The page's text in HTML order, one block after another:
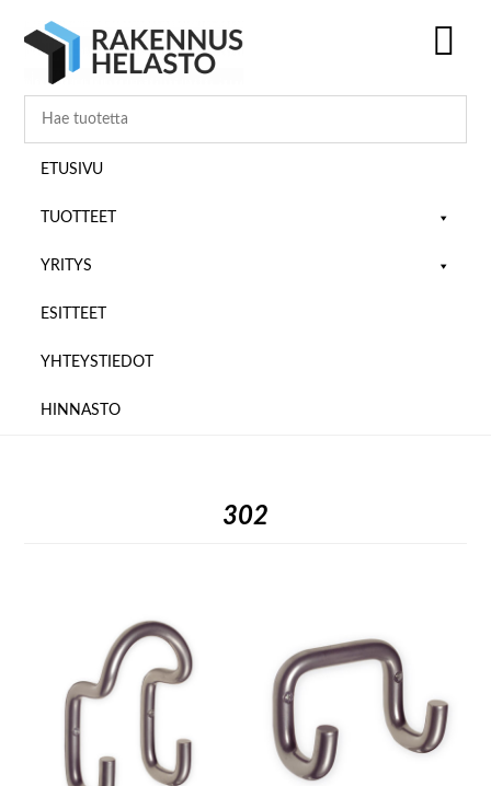
pääsisältöön
ensisijaiseen
alatunnisteeseen
ETUSIVU
TUOTTEET
YRITYS
ESITTEET
YHTEYSTIEDOT
HINNASTO
302